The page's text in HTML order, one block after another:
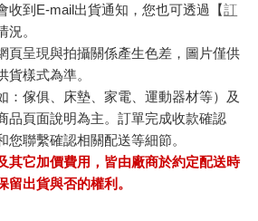
收到E-mail出貨通知，您也可透過【訂
況。
頁呈現與拍攝關係產生色差，圖片僅供
貨樣式為準。
：傢俱、床墊、家電、運動器材等）及
品頁面說明為主。訂單完成收款確認
您聯繫確認相關配送等細節。
其它加價費用，皆由廠商於約定配送時
留出貨與否的權利。